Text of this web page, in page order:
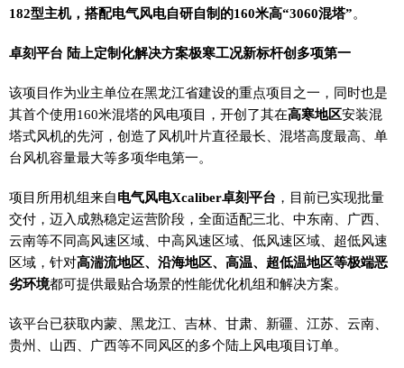
182型主机，搭配电气风电自研自制的160米高“3060混塔”。
卓刻平台 陆上定制化解决方案极寒工况新标杆创多项第一
该项目作为业主单位在黑龙江省建设的重点项目之一，同时也是
其首个使用160米混塔的风电项目，开创了其在高寒地区安装混
塔式风机的先河，创造了风机叶片直径最长、混塔高度最高、单
台风机容量最大等多项华电第一。
项目所用机组来自电气风电Xcaliber卓刻平台 ，目前已实现批量
交付，迈入成熟稳定运营阶段，全面适配三北、中东南、广西、
云南等不同高风速区域、中高风速区域、低风速区域、超低风速
区域，针对高湍流地区、沿海地区、高温、超低温地区等极端恶
劣环境都可提供最贴合场景的性能优化机组和解决方案。
该平台已获取内蒙、黑龙江、吉林、甘肃、新疆、江苏、云南、
贵州、山西、广西等不同风区的多个陆上风电项目订单。